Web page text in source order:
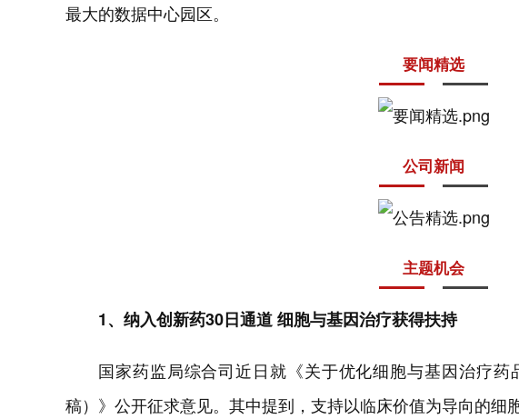
最大的数据中心园区。
要闻精选
公司新闻
主题机会
1、纳入创新药30日通道 细胞与基因治疗获得扶持
国家药监局综合司近日就《关于优化细胞与基因治疗
稿）》公开征求意见。其中提到，支持以临床价值为导向的细